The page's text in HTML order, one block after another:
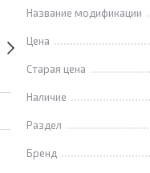
Название модификации
Цена
Старая цена
Наличие
Раздел
Бренд